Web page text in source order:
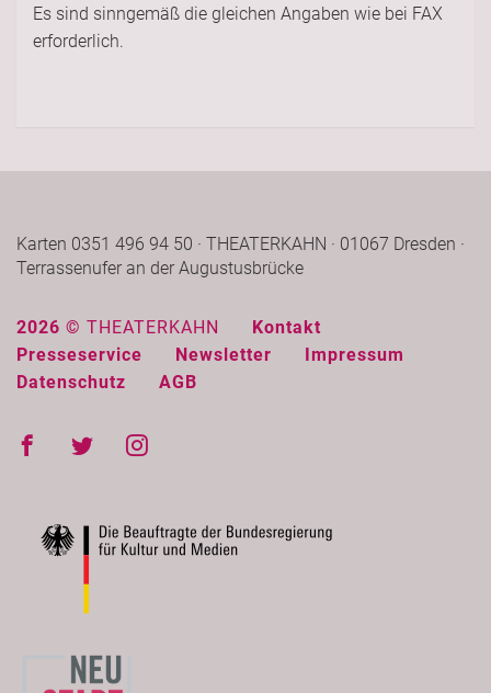
Es sind sinngemäß die gleichen Angaben wie bei FAX
erforderlich.
Karten 0351 496 94 50 · THEATERKAHN · 01067 Dresden ·
Terrassenufer an der Augustusbrücke
2026 © THEATERKAHN
Kontakt
Presseservice
Newsletter
Impressum
Datenschutz
AGB